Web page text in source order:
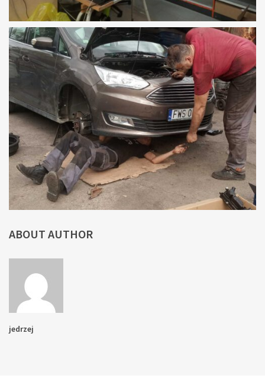
ABOUT AUTHOR
jedrzej